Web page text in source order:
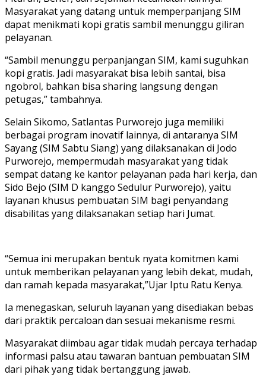
Masyarakat yang datang untuk memperpanjang SIM
dapat menikmati kopi gratis sambil menunggu giliran
pelayanan.
“Sambil menunggu perpanjangan SIM, kami suguhkan
kopi gratis. Jadi masyarakat bisa lebih santai, bisa
ngobrol, bahkan bisa sharing langsung dengan
petugas,” tambahnya.
Selain Sikomo, Satlantas Purworejo juga memiliki
berbagai program inovatif lainnya, di antaranya SIM
Sayang (SIM Sabtu Siang) yang dilaksanakan di Jodo
Purworejo, mempermudah masyarakat yang tidak
sempat datang ke kantor pelayanan pada hari kerja, dan
Sido Bejo (SIM D kanggo Sedulur Purworejo), yaitu
layanan khusus pembuatan SIM bagi penyandang
disabilitas yang dilaksanakan setiap hari Jumat.
“Semua ini merupakan bentuk nyata komitmen kami
untuk memberikan pelayanan yang lebih dekat, mudah,
dan ramah kepada masyarakat,”Ujar Iptu Ratu Kenya.
Ia menegaskan, seluruh layanan yang disediakan bebas
dari praktik percaloan dan sesuai mekanisme resmi.
Masyarakat diimbau agar tidak mudah percaya terhadap
informasi palsu atau tawaran bantuan pembuatan SIM
dari pihak yang tidak bertanggung jawab.